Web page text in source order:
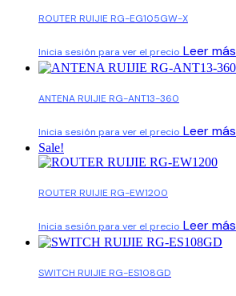
ROUTER RUIJIE RG-EG105GW-X
Inicia sesión para ver el precio Leer más
ANTENA RUIJIE RG-ANT13-360
Inicia sesión para ver el precio Leer más
Sale!
ROUTER RUIJIE RG-EW1200
Inicia sesión para ver el precio Leer más
SWITCH RUIJIE RG-ES108GD